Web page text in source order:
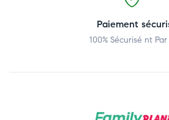
Paiement
100% Sécurisé nt